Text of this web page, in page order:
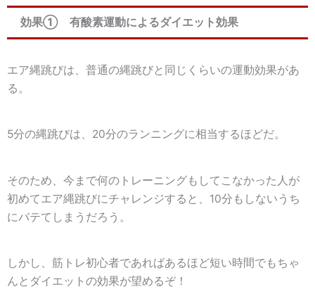
効果① 有酸素運動によるダイエット効果
エア縄跳びは、普通の縄跳びと同じくらいの運動効果があ
る。
5分の縄跳びは、20分のランニングに相当するほどだ。
そのため、今まで何のトレーニングもしてこなかった人が
初めてエア縄跳びにチャレンジすると、10分もしないうち
にバテてしまうだろう。
しかし、筋トレ初心者であればあるほど短い時間でもちゃ
んとダイエットの効果が望めるぞ！